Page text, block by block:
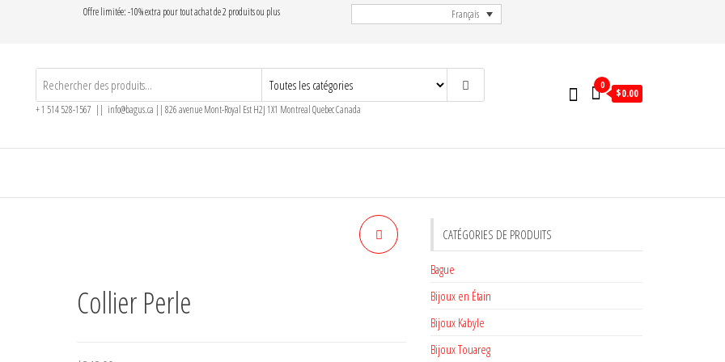
Offre limitée: -10% extra pour tout achat de 2 produits ou plus Français
+ 1 514 528-1567 || info@bagus.ca || 826avenue Mont-Royal Est H2J 1X1 MontrealQuebecCanada
0
$0.00
Collier Perle
CATÉGORIES DE PRODUITS
Bague
Bijoux en Étain
Bijoux Kabyle
Bijoux Touareg